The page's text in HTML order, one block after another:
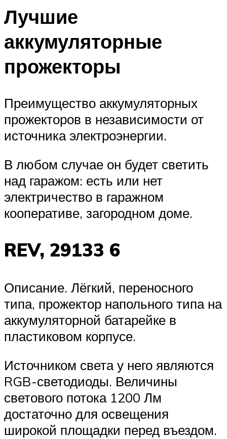
Лучшие
аккумуляторные
прожекторы
Преимущество аккумуляторных
прожекторов в независимости от
источника электроэнергии.
В любом случае он будет светить
над гаражом: есть или нет
электричество в гаражном
кооперативе, загородном доме.
REV, 29133 6
Описание. Лёгкий, переносного
типа, прожектор напольного типа на
аккумуляторной батарейке в
пластиковом корпусе.
Источником света у него являются
RGB-светодиоды. Величины
светового потока 1200 Лм
достаточно для освещения
широкой площадки перед въездом.